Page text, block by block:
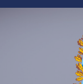
Перейти